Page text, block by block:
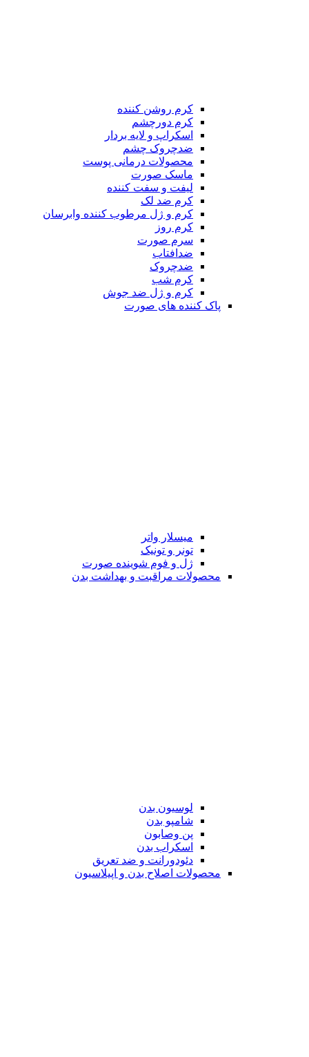
کرم روشن کننده
کرم دورچشم
اسکراپ و لایه بردار
ضدچروک چشم
محصولات درمانی پوست
ماسک صورت
لیفت و سفت کننده
کرم ضد لک
کرم و ژل مرطوب کننده وابرسان
کرم روز
سرم صورت
ضدافتاب
ضدچروک
کرم شب
کرم و ژل ضد جوش
پاک کننده های صورت
میسلار واتر
تونر و تونیک
ژل و فوم شوینده صورت
محصولات مراقبت و بهداشت بدن
لوسیون بدن
شامپو بدن
پن وصابون
اسکراب بدن
دئودورانت و ضد تعریق
محصولات اصلاح بدن و اپیلاسیون